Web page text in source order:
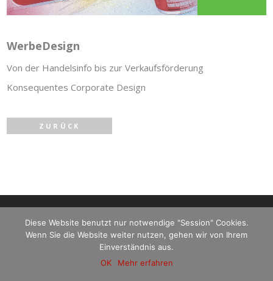
WerbeDesign
Von der Handelsinfo bis zur Verkaufsförderung
Konsequentes Corporate Design
ZURÜCK
Datenschutz
© Copyright 2010 – 2026: K. E. Schulte
Diese Website benutzt nur notwendige "Session" Cookies.
Wenn Sie die Website weiter nutzen, gehen wir von Ihrem
Einverständnis aus.
OK
Mehr erfahren